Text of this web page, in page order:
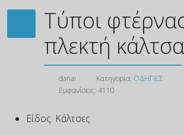
Τύποι
πλεκτή κάλτσα
danai Κατηγορία: ΟΔΗΓΙΕΣ
Εμφανίσεις: 4110
Είδος: Κάλτσες